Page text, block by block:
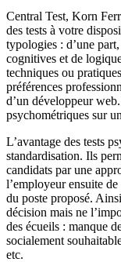
Central Test, Korn
des tests à votre
typologies : d’une
cognitives et de
techniques ou
préférences
d’un développeur
psychométriques sur
L’avantage des tests
standardisation. Ils
candidats par une
l’employeur ensuite
du poste proposé.
décision mais ne
des écueils : manque
socialement
etc.